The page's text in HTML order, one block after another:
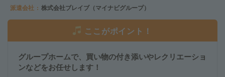
派遣会社
株式会社ブレイブ（マイナビグループ）
ここがポイント！
グループホームで、買い物の付き添いやレクリエーショ
ンなどをお任せします！